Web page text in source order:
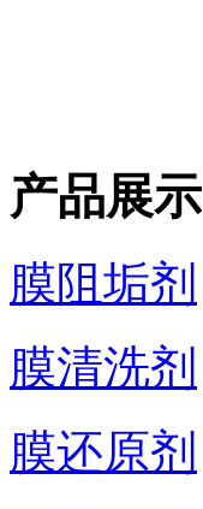
产品展示
膜阻垢剂
膜清洗剂
膜还原剂